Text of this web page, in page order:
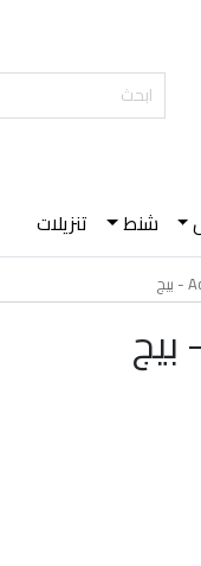
شنط تنزيلات